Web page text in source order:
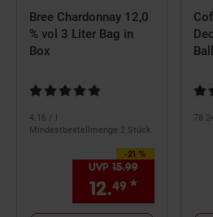
Bree Chardonnay 12,0
% vol 3 Liter Bag in
Box
Kundenbewertung: 4,84 von 5
4.16 / l
Mindestbestellmenge 2 Stück
-21 %
Sie Sparen 21 Prozent,
UVP 15.99
12.49 *
78.